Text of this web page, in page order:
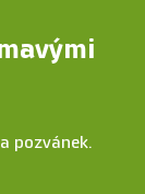
pozvánek.